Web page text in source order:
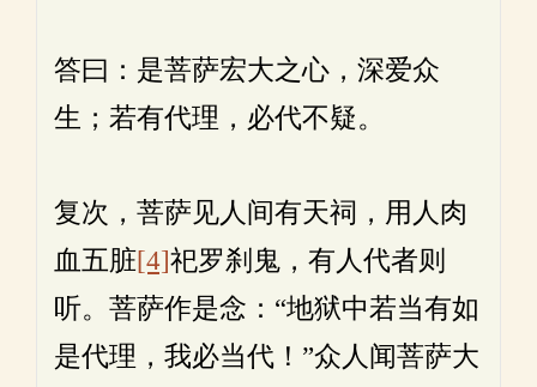
答曰：是菩萨宏大之心，深爱众
生；若有代理，必代不疑。
复次，菩萨见人间有天祠，用人肉
血五脏[4]祀罗刹鬼，有人代者则
听。菩萨作是念：“地狱中若当有如
是代理，我必当代！”众人闻菩萨大